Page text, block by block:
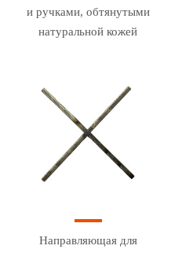
и ручками, обтянутыми
натуральной кожей
Направляющая для